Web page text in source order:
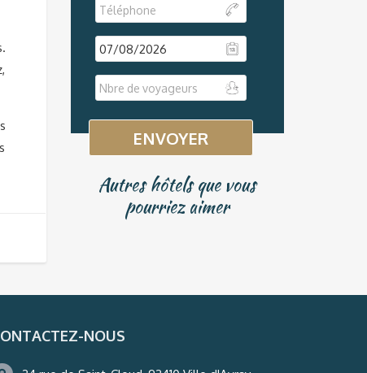
DD
slash
MM
Autres hôtels que vous
pourriez aimer
NOUS